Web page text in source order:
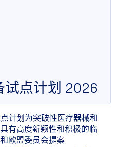
试点计划 2026
计划为突破性医疗器械和
有高度新颖性和积极的临
欧盟委员会提案